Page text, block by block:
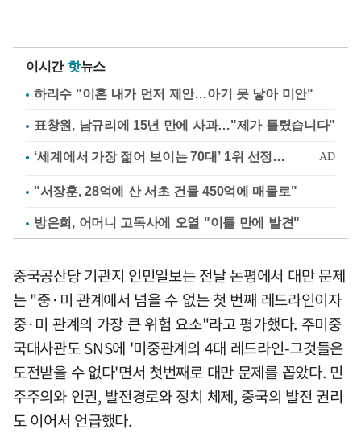
이시간 핫뉴스
하리수 "이혼 내가 먼저 제안…아기 못 낳아 미안"
표창원, 남규리에 15년 만에 사과…"제가 틀렸습니다"
"서장훈, 28억에 산 서초 건물 450억에 매물로"
방은희, 어머니 고독사에 오열 "이틀 만에 발견"
중국공산당 기관지 인민일보는 전날 논평에서 대만 문제
는 "중·미 관계에서 넘을 수 없는 첫 번째 레드라인이자
중·미 관계의 가장 큰 위험 요소"라고 평가했다. 주미중
국대사관도 SNS에 '미중관계의 4대 레드라인-그것들은
도전받을 수 없다'면서 첫번째로 대만 문제를 꼽았다. 민
주주의와 인권, 발전경로와 정치 체제, 중국의 발전 권리
도 이어서 언급했다.